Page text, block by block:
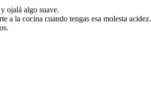
ojalá algo suave.
a la cocina cuando tengas esa molesta acidez.